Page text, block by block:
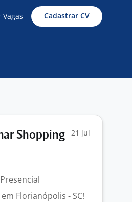
Cadastrar CV
Shopping 21 jul
Presencial
Florianópolis - SC!